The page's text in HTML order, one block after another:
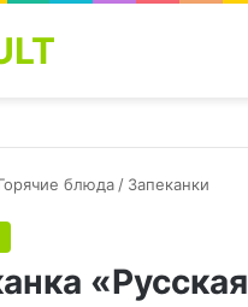
блюда / Запеканки
«Русская